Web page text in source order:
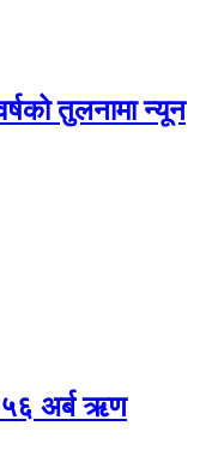
तुलनामा न्यून
५६ अर्ब ऋण